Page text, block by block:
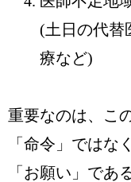
(土日の代替
療など)
重要なのは、こ
「命令」ではな
「お願い」であ